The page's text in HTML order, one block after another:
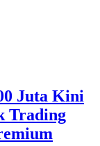
Juta Kini
Trading